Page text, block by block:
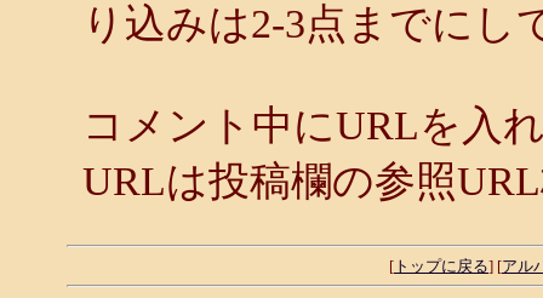
り込みは2-3点までにし
コメント中にURLを入
URLは投稿欄の参照
[ トップに戻る] [アル